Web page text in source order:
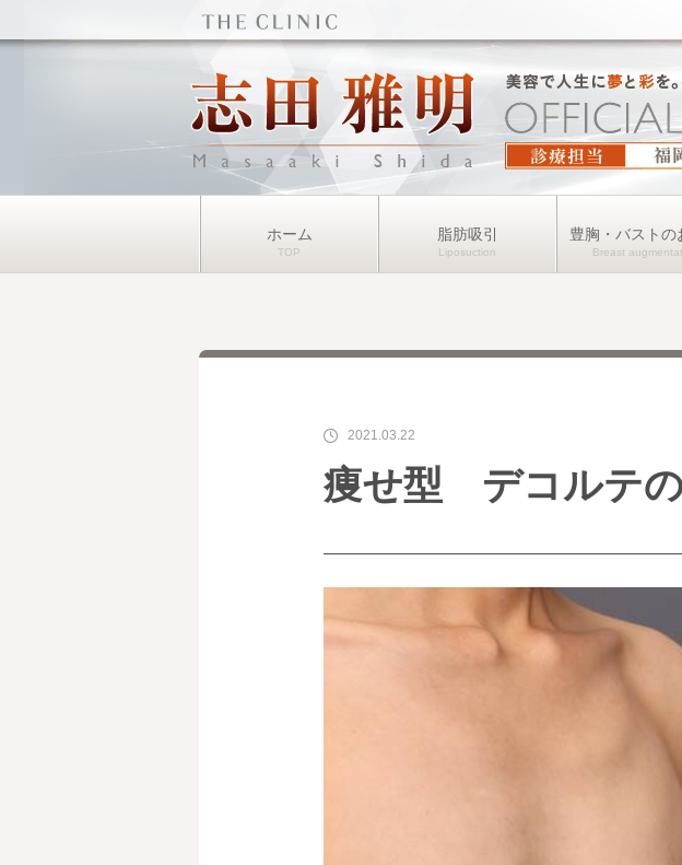
ホーム 脂肪吸引 豊胸・バストの
2021.03.22
痩せ型 デコルテ